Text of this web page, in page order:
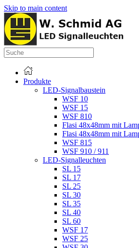
Skip to main content
Produkte
LED-Signalbaustein
WSF 10
WSF 15
WSF 810
Flasi 48x48mm mit
Flasi 48x48mm mit
WSF 815
WSF 910 / 911
LED-Signalleuchten
SL 15
SL 17
SL 25
SL 30
SL 35
SL 40
SL 60
WSF 17
WSF 25